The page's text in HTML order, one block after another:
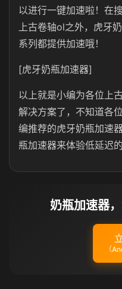
以进行一键加速啦！在
上古卷轴ol之外， 虎牙
系列都提供加速哦！
[虎牙奶瓶加速器]
以上就是小编为各位上
解决方案了，不知道各
编推荐的虎牙奶瓶加速
瓶加速器来体验低延迟
奶瓶加速器
（